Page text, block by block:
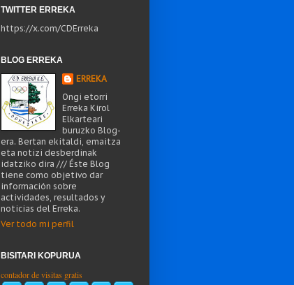
TWITTER ERREKA
https://x.com/CDErreka
BLOG ERREKA
ERREKA
Ongi etorri
Erreka Kirol
Elkarteari
buruzko Blog-
era. Bertan ekitaldi, emaitza
eta notizi desberdinak
idatziko dira /// Éste Blog
tiene como objetivo dar
información sobre
actividades, resultados y
noticias del Erreka.
Ver todo mi perfil
BISITARI KOPURUA
contador de visitas gratis